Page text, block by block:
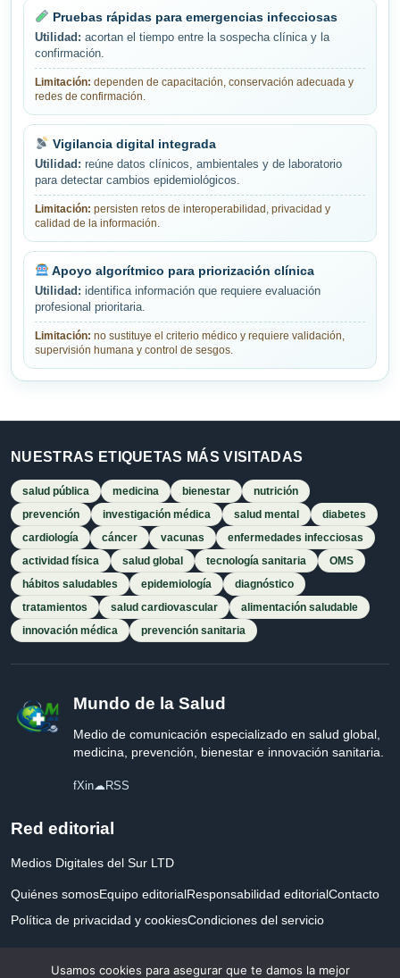
Pruebas rápidas para emergencias infecciosas
Utilidad: acortan el tiempo entre la sospecha clínica y la
confirmación.
Limitación: dependen de capacitación, conservación adecuada y
redes de confirmación.
Vigilancia digital integrada
Utilidad: reúne datos clínicos, ambientales y de laboratorio
para detectar cambios epidemiológicos.
Limitación: persisten retos de interoperabilidad, privacidad y
calidad de la información.
Apoyo algorítmico para priorización clínica
Utilidad: identifica información que requiere evaluación
profesional prioritaria.
Limitación: no sustituye el criterio médico y requiere validación,
supervisión humana y control de sesgos.
NUESTRAS ETIQUETAS MÁS VISITADAS
salud pública medicina bienestar
nutrición
prevención
investigación médica salud mental
diabetes
cardiología
cáncer vacunas
enfermedades infecciosas
actividad física
salud global tecnología sanitaria
OMS
hábitos saludables
epidemiología
diagnóstico
tratamientos
salud cardiovascular
alimentación saludable
innovación médica
prevención sanitaria
Mundo de la Salud
Medio de comunicación especializado en salud global,
medicina, prevención, bienestar e innovación sanitaria.
fXin☁RSS
Red editorial
Medios Digitales del Sur LTD
Quiénes somosEquipo editorialResponsabilidad editorialContacto
Política de privacidad y cookiesCondiciones del servicio
Usamos cookies para asegurar que te damos la mejor